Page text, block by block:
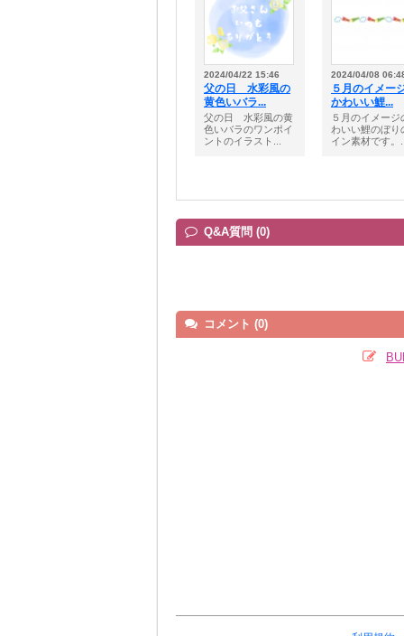
2024/04/22 15:46
父の日 水彩風の
黄色いバラ...
父の日 水彩風の黄
色いバラのワンポイ
ントのイラスト...
2024/04/08
５月のイメー
かわいい鯉...
５月のイメージ
わいい鯉のぼり
イン素材です。
Q&A質問 (0)
コメント (0)